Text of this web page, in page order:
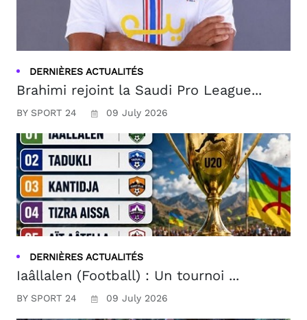
DERNIÈRES ACTUALITÉS
Brahimi rejoint la Saudi Pro League...
BY SPORT 24 09 July 2026
DERNIÈRES ACTUALITÉS
Iaâllalen (Football) : Un tournoi ...
BY SPORT 24 09 July 2026